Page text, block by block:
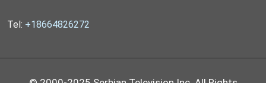
Tel: +18664826272
© 2000-2025 Serbian Television Inc. All Rights